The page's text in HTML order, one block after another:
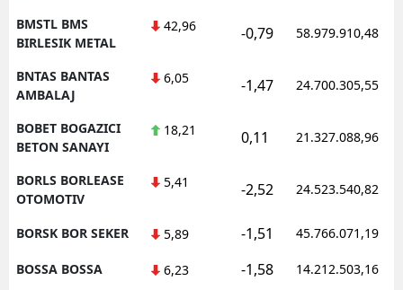
BMSTL BMS
BIRLESIK METAL
42,96 -0,79 58.979.910,48
BNTAS BANTAS
AMBALAJ
6,05 -1,47 24.700.305,55
BOBET BOGAZICI
BETON SANAYI
18,21 0,11 21.327.088,96
BORLS BORLEASE
OTOMOTIV
5,41 -2,52 24.523.540,82
BORSK BOR SEKER 5,89 -1,51 45.766.071,19
BOSSA BOSSA 6,23 -1,58 14.212.503,16